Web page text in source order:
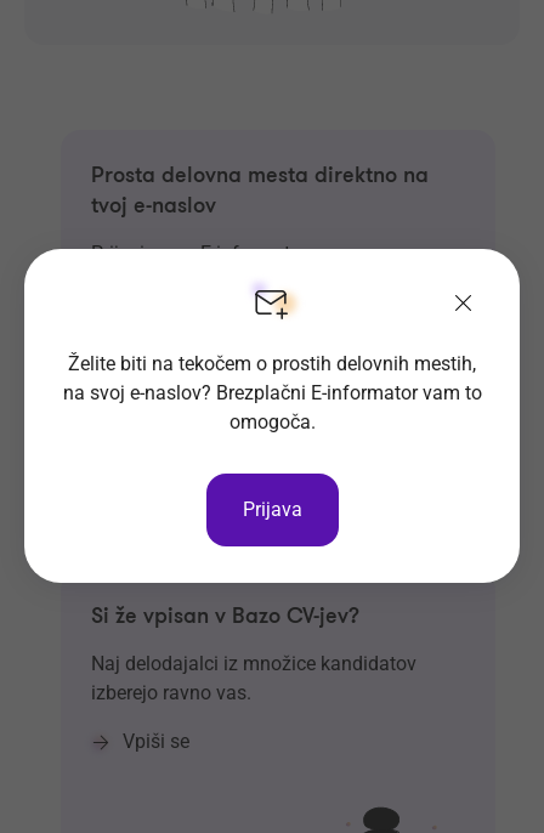
Prosta delovna mesta direktno na
tvoj e-naslov
Prijavi se na E-informator.
Si že vpisan v Bazo CV-jev?
Naj delodajalci iz množice kandidatov
izberejo ravno vas.
Vpiši se
Želite biti na tekočem o prostih delovnih mestih,
na svoj e-naslov? Brezplačni E-informator vam to
omogoča.
Prijava